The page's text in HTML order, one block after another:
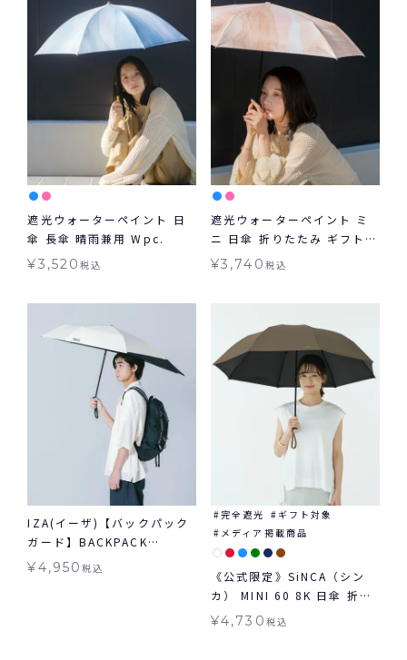
遮光ウォーターペイント 日
傘 長傘 晴雨兼用 Wpc.
¥3,520税込
遮光ウォーターペイント ミ
ニ 日傘 折りたたみ ギフト対
象 晴雨兼用 Wpc.
¥3,740 税込
IZA(イーザ)【バックパック
ガード】BACKPACK
GUARD 日傘 折りたたみ ギ
¥4,950税込
完全遮光
ギフト対象
メディア掲載商品
《公式限定》SiNCA（シン
カ） MINI 60 8K 日傘 折り
たたみ 晴雨兼用 ギフト対象
¥4,730 税込